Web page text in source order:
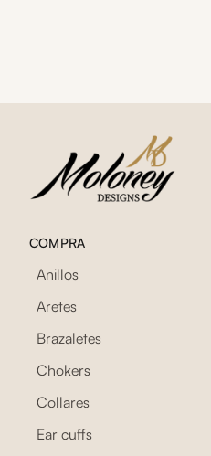
COMPRA
Anillos
Aretes
Brazaletes
Chokers
Collares
Ear cuffs